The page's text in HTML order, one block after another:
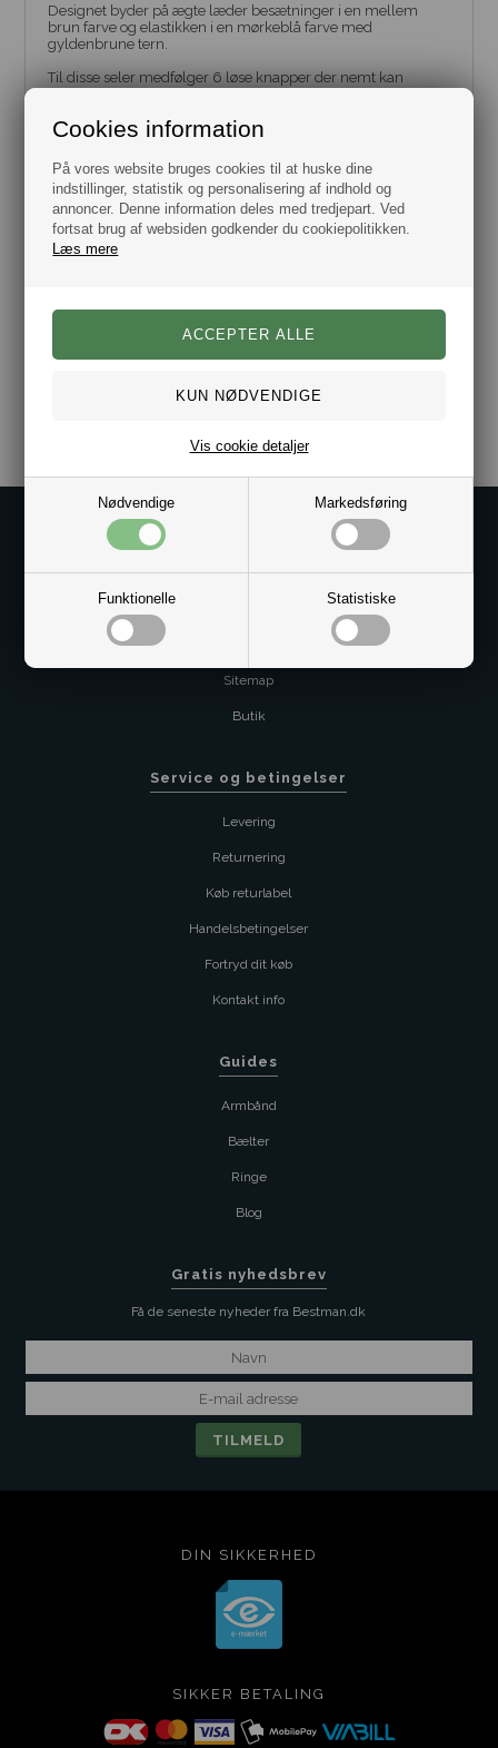
Cookies information
På vores website bruges cookies til at huske dine
indstillinger, statistik og personalisering af indhold og
annoncer. Denne information deles med tredjepart. Ved
fortsat brug af websiden godkender du cookiepolitikken.
Læs mere
Nødvendige Markedsføring
Funktionelle Statistiske
Vis cookie detaljer
Designet byder på ægte læder besætninger i en mellem
brun farve og elastikken i en mørkeblå farve med
gyldenbrune tern.
Til disse seler medfølger 6 løse knapper der nemt kan
brede.
Længde 120 cm
Bredde 35 mm
Y-model.
Læderstropper.
6 Løse knapper.
Dag til dag levering.
Sitemap
Butik
Service og betingelser
Levering
Returnering
Køb returlabel
Handelsbetingelser
Fortryd dit køb
Kontakt info
Guides
Armbånd
Bælter
Ringe
Blog
Gratis nyhedsbrev
Få de seneste nyheder fra Bestman.dk
DIN SIKKERHED
SIKKER BETALING